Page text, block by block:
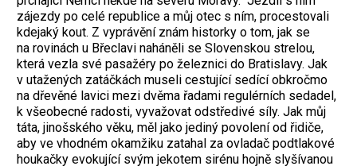
zájezdy po celé republice a můj otec s ním, procestovali
kdejaký kout. Z vyprávění znám historky o tom, jak se
na rovinách u Břeclavi naháněli se Slovenskou strelou,
která vezla své pasažéry po železnici do Bratislavy. Jak
v utažených zatáčkách museli cestující sedící obkročmo
na dřevěné lavici mezi dvěma řadami regulérních sedadel,
k všeobecné radosti, vyvažovat odstředivé síly. Jak můj
táta, jinošského věku, měl jako jediný povolení od řidiče,
aby ve vhodném okamžiku zatahal za ovladač podtlakové
houkačky evokující svým jekotem sirénu hojně slyšívanou